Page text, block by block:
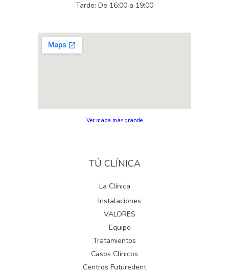
Tarde: De 16:00 a 19:00
Ver mapa más grande
TÚ CLÍNICA
La Clínica
Instalaciones
VALORES
Equipo
Tratamientos
Casos Clínicos
Centros Futuredent